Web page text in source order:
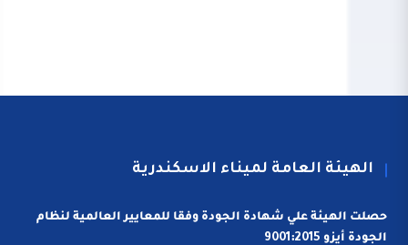
الهيئة العامة لميناء الاسكندرية
حصلت الهيئة علي شهادة الجودة وفقا للمعايير العالمية لنظام
الجودة أيزو 9001:2015